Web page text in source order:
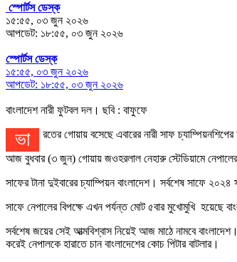
স্পোর্টস ডেস্ক
১৫:৫৫, ০৩ জুন ২০২৬
আপডেট: ১৮:৫৫, ০৩ জুন ২০২৬
স্পোর্টস ডেস্ক
১৫:৫৫, ০৩ জুন ২০২৬
আপডেট: ১৮:৫৫, ০৩ জুন ২০২৬
বাংলাদেশ নারী ফুটবল দল। ছবি : বাফুফে
ভারতের গোয়ায় বসেছে এবারের নারী সাফ
আজ বুধবার (৩ জুন) গোয়ায় জওহরলাল নেহারু স্টেডিয়ামে নেপালের
সাফের টানা দুইবারের চ্যাম্পিয়ন বাংলাদেশ। সর্বশেষ সাফে ২০২৪
সাফে নেপালের বিপক্ষে এখন পর্যন্ত মোট ৫বার মুখোমুখি হয়েছে
সর্বশেষ জয়ের সেই আত্মবিশ্বাস নিয়েই আজ মাঠে নামবে
করেই নেপালকে হারাতে চান বাংলাদেশের কোচ পিটার বাটলার।